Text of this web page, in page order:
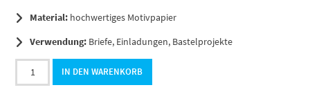
Material: hochwertiges Motivpapier
Verwendung: Briefe, Einladungen, Bastelprojekte
50
Blatt
IN DEN WARENKORB